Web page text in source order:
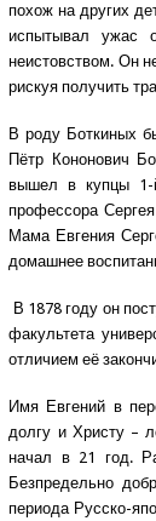
похож на других
испытывал ужас
неистовством. Он
рискуя получить
В роду Боткиных
Пётр Кононович
вышел в купцы 1-й
профессора
Мама Евгения
домашнее
В 1878 году он
факультета
отличием её
Имя Евгений в
долгу и Христу –
начал в 21 год.
Безпредельно
периода Русско-